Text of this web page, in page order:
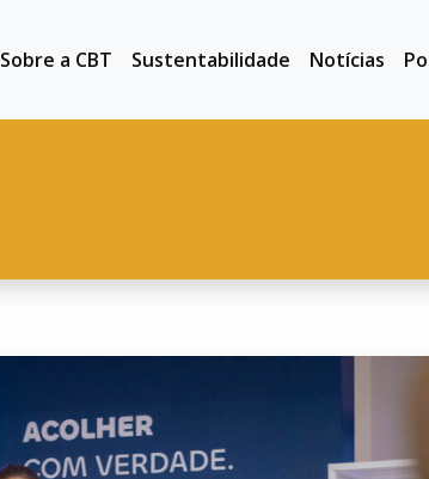
Sobre a CBT Sustentabilidade Notícias